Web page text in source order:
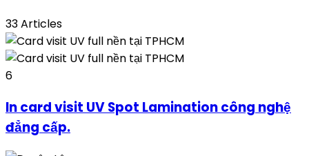
33 Articles
6
In card visit UV Spot Lamination công nghệ
đẳng cấp.